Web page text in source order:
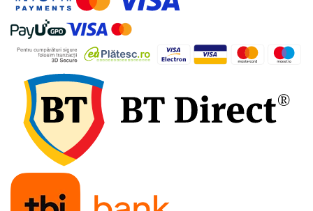
Motopompe
Hidrofoare
Vase de expansiune pentru
hidrofor
Grupuri de pompare apa
Rezervoare apa si accesorii stocare
Echipamente de filtrare si
dedurizare apa
Contoare de apa - Apometre
Camine apometru